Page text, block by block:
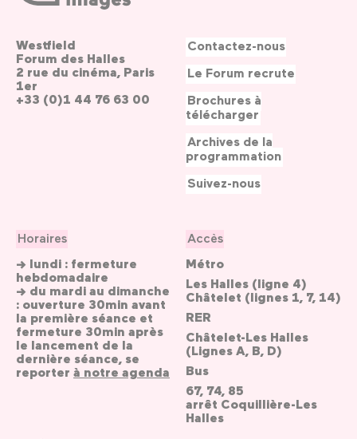
Westfield
Forum des Halles
2 rue du cinéma, Paris
1er
+33 (0)1 44 76 63 00
Horaires
→ lundi : fermeture
hebdomadaire
→ du mardi au dimanche
: ouverture 30min avant
la première séance et
fermeture 30min après
le lancement de la
dernière séance, se
reporter à notre agenda
Accès
Métro
Les Halles (ligne 4)
Châtelet (lignes 1, 7, 14)
RER
Châtelet-Les Halles
(Lignes A, B, D)
Bus
67, 74, 85
arrêt Coquillière-Les
Halles
Contactez-nous
Le Forum recrute
Brochures à
télécharger
Archives de la
programmation
Suivez-nous